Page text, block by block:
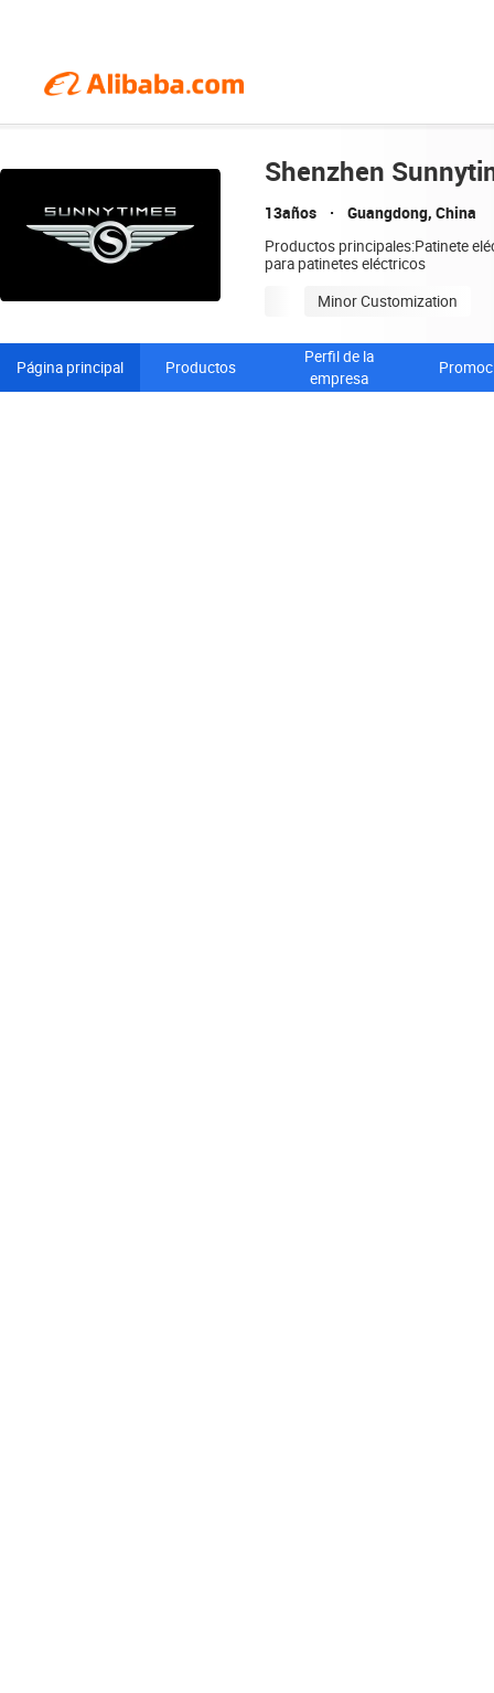
Shenzhen
13años Guangdong, China
Productos principales:Patinete
para patinetes eléctricos
Minor Customization
Página principal Productos
Perfil de la
empresa